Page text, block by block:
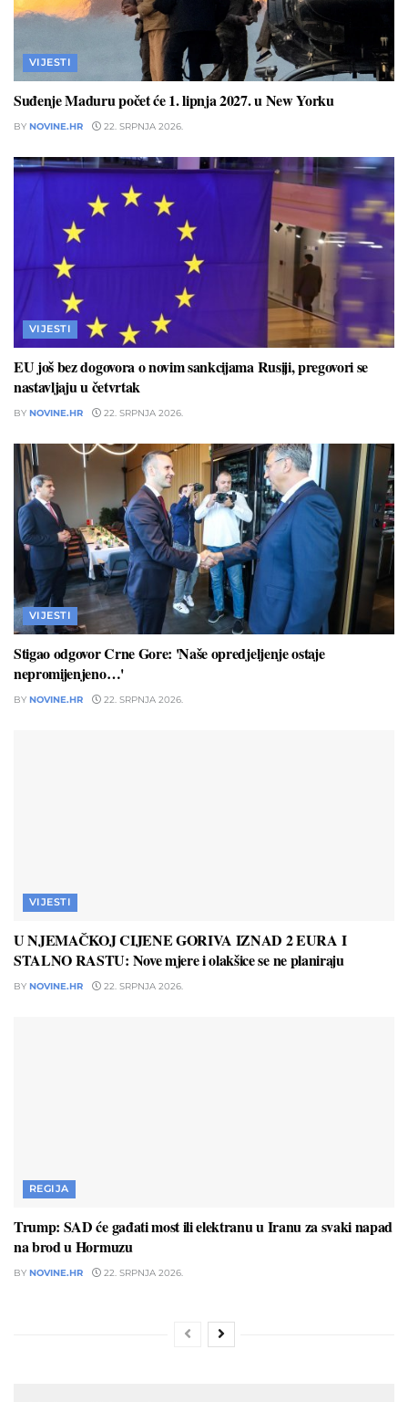
VIJESTI
Suđenje Maduru počet će 1. lipnja 2027. u New Yorku
BY NOVINE.HR 22. SRPNJA 2026.
VIJESTI
EU još bez dogovora o novim sankcijama Rusiji, pregovori se
nastavljaju u četvrtak
BY NOVINE.HR 22. SRPNJA 2026.
VIJESTI
Stigao odgovor Crne Gore: 'Naše opredjeljenje ostaje
nepromijenjeno…'
BY NOVINE.HR 22. SRPNJA 2026.
VIJESTI
U NJEMAČKOJ CIJENE GORIVA IZNAD 2 EURA I
STALNO RASTU: Nove mjere i olakšice se ne planiraju
BY NOVINE.HR 22. SRPNJA 2026.
REGIJA
Trump: SAD će gađati most ili elektranu u Iranu za svaki napad
na brod u Hormuzu
BY NOVINE.HR 22. SRPNJA 2026.